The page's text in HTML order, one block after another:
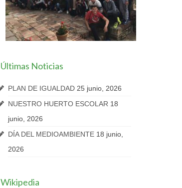
Últimas Noticias
PLAN DE IGUALDAD 25 junio, 2026
NUESTRO HUERTO ESCOLAR 18
junio, 2026
DÍA DEL MEDIOAMBIENTE 18 junio,
2026
Wikipedia